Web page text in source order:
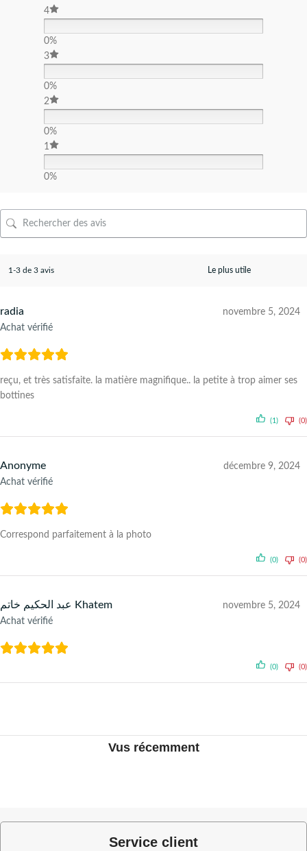
4
0%
3
0%
2
0%
1
0%
1-3 de 3 avis
radia
Achat vérifié
novembre 5, 2024
reçu, et très satisfaite. la matière magnifique.. la petite à trop aimer ses
bottines
(1) (0)
Anonyme
Achat vérifié
décembre 9, 2024
Correspond parfaitement à la photo
(0) (0)
عبد الحكيم خاتم Khatem
Achat vérifié
novembre 5, 2024
(0) (0)
Vus récemment
Service client